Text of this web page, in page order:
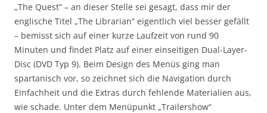
„The Quest“ – an dieser Stelle sei gesagt, dass mir der
englische Titel „The Librarian“ eigentlich viel besser gefällt
– bemisst sich auf einer kurze Laufzeit von rund 90
Minuten und findet Platz auf einer einseitigen Dual-Layer-
Disc (DVD Typ 9). Beim Design des Menüs ging man
spartanisch vor, so zeichnet sich die Navigation durch
Einfachheit und die Extras durch fehlende Materialien aus,
wie schade. Unter dem Menüpunkt „Trailershow“